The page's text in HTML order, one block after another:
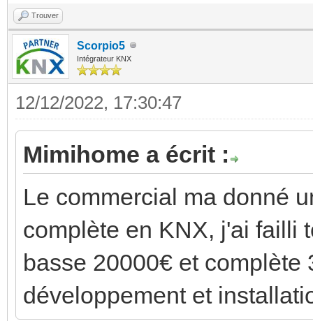
Trouver
Scorpio5
Intégrateur KNX
12/12/2022, 17:30:47
Mimihome a écrit :
Le commercial ma donné
complète en KNX, j'ai failli
basse 20000€ et complète
développement et